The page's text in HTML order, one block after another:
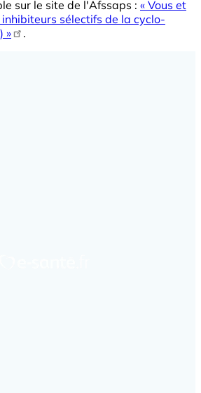
sur le site de l'Afssaps : « Vous et
sélectifs de la cyclo-
»
.